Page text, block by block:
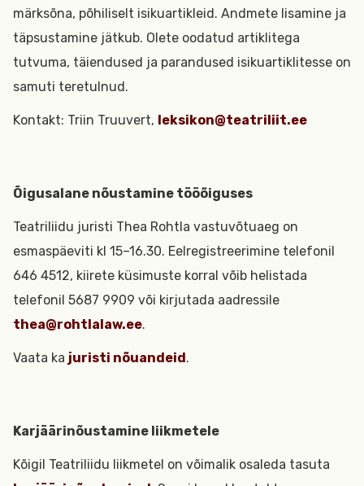
märksõna, põhiliselt isikuartikleid. Andmete lisamine ja
täpsustamine jätkub. Olete oodatud artiklitega
tutvuma, täiendused ja parandused isikuartiklitesse on
samuti teretulnud.
Kontakt: Triin Truuvert, leksikon@teatriliit.ee
Õigusalane nõustamine tööõiguses
Teatriliidu juristi Thea Rohtla vastuvõtuaeg on
esmaspäeviti kl 15–16.30. Eelregistreerimine telefonil
646 4512, kiirete küsimuste korral võib helistada
telefonil 5687 9909 või kirjutada aadressile
thea@rohtlalaw.ee.
Vaata ka juristi nõuandeid.
Karjäärinõustamine liikmetele
Kõigil Teatriliidu liikmetel on võimalik osaleda tasuta